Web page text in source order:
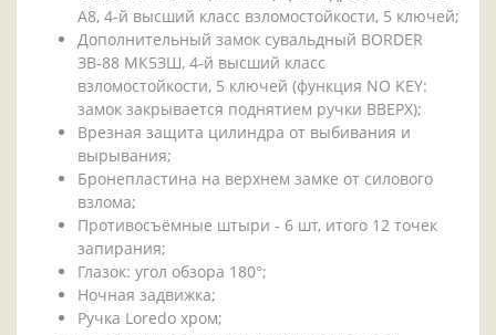
A8, 4-й высший класс взломостойкости, 5 ключей;
Дополнительный замок сувальдный BORDER
ЗВ-88 МК5ЗШ, 4-й высший класс
взломостойкости, 5 ключей (функция NO KEY:
замок закрывается поднятием ручки ВВЕРХ);
Врезная защита цилиндра от выбивания и
вырывания;
Бронепластина на верхнем замке от силового
взлома;
Противосъёмные штыри - 6 шт, итого 12 точек
запирания;
Глазок: угол обзора 180°;
Ночная задвижка;
Ручка Loredo хром;